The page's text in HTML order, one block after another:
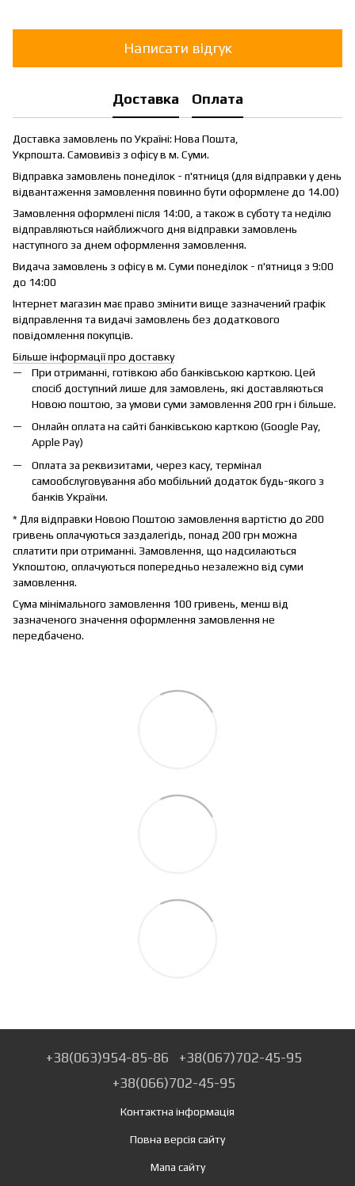
Написати відгук
Доставка Оплата
Доставка замовлень по Україні: Нова Пошта,
Укрпошта. Самовивіз з офісу в м. Суми.
Відправка замовлень понеділок - п'ятниця (для відправки у день
відвантаження замовлення повинно бути оформлене до 14.00)
Замовлення оформлені після 14:00, а також в суботу та неділю
відправляються найближчого дня відправки замовлень
наступного за днем оформлення замовлення.
Видача замовлень з офісу в м. Суми понеділок - п'ятниця з 9:00
до 14:00
Інтернет магазин має право змінити вище зазначений графік
відправлення та видачі замовлень без додаткового
повідомлення покупців.
Більше інформації про доставку
При отриманні, готівкою або банківською карткою. Цей
спосіб доступний лише для замовлень, які доставляються
Новою поштою, за умови суми замовлення 200 грн і більше.
Онлайн оплата на сайті банківською карткою (Google Pay,
Apple Pay)
Оплата за реквизитами, через касу, термінал
самообслуговування або мобільний додаток будь-якого з
банків України.
* Для відправки Новою Поштою замовлення вартістю до 200
гривень оплачуються заздалегідь, понад 200 грн можна
сплатити при отриманні. Замовлення, що надсилаються
Укпоштою, оплачуються попередньо незалежно від суми
замовлення.
Сума мінімального замовлення 100 гривень, менш від
зазначеного значення оформлення замовлення не
передбачено.
+38(063)954-85-86
+38(067)702-45-95
+38(066)702-45-95
Контактна інформація
Повна версія сайту
Мапа сайту